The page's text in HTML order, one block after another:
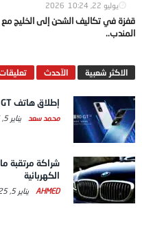
يوليو 22, 2026 10:24
قفزة في تكاليف الشحن إلى الخليج
المندب..
الاكثر شعبية الآحدث
إطلاق هاتف Honor 80 GT وجهاز لوحي جديد
محمد سعد يناير 5, 2025
شراكة مرتقبة
الكهربائية
AHMED يناير 5, 2025